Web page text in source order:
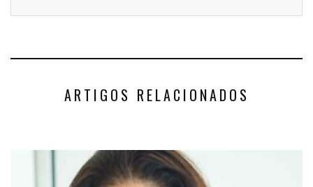
ARTIGOS RELACIONADOS